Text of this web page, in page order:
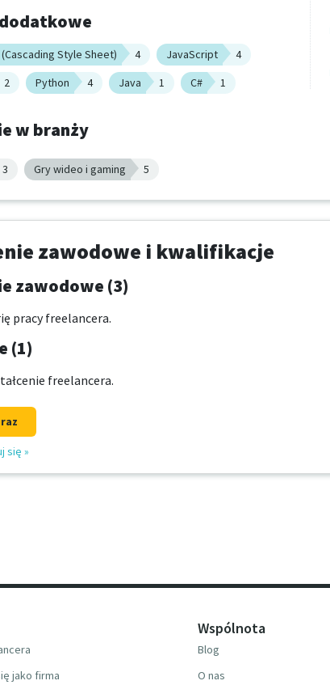
(Cascading Style Sheet) 4 JavaScript
4
2 Python 4 Java 1 C# 1
w branży
3 Gry wideo i gaming 5
zawodowe i kwalifikacje
zawodowe (3)
pracy freelancera.
(1)
freelancera.
się »
jako firma
Wspólnota
Blog
O nas